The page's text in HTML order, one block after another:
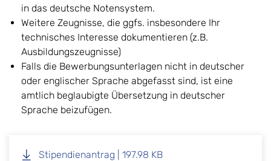
in das deutsche Notensystem.
Weitere Zeugnisse, die ggfs. insbesondere Ihr
technisches Interesse dokumentieren (z.B.
Ausbildungszeugnisse)
Falls die Bewerbungsunterlagen nicht in deutscher
oder englischer Sprache abgefasst sind, ist eine
amtlich beglaubigte Übersetzung in deutscher
Sprache beizufügen.
Stipendienantrag | 197.98 KB